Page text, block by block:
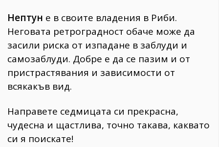
Нептун е в своите владения в Риби.
Неговата ретроградност обаче може да
засили риска от изпадане в заблуди и
самозаблуди. Добре е да се пазим и от
пристрастявания и зависимости от
всякакъв вид.
Направете седмицата си прекрасна,
чудесна и щастлива, точно такава, каквато
си я поискате!